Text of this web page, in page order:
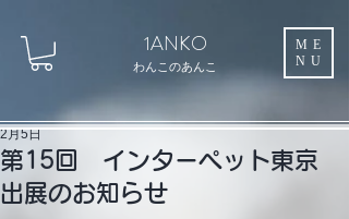
1ANKO
わんこのあんこ
ME
NU
第15回 インターペット東京
出展のお知らせ
2月5日